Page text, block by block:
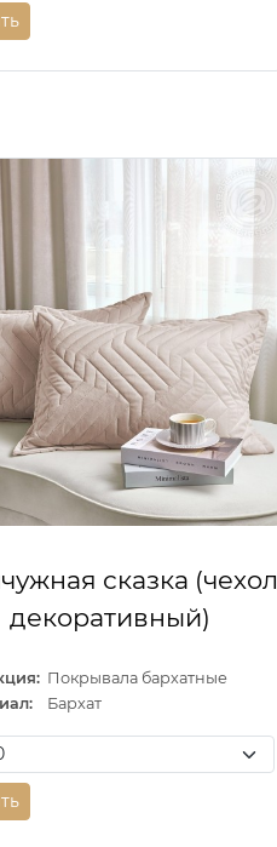
сказка (чехол
декоративный)
Покрывала бархатные
Бархат